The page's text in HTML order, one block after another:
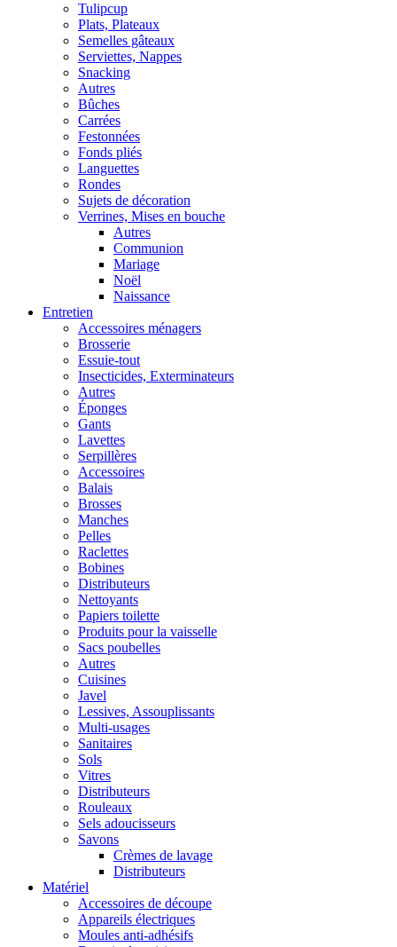
Tulipcup
Plats, Plateaux
Semelles gâteaux
Serviettes, Nappes
Snacking
Autres
Bûches
Carrées
Festonnées
Fonds pliés
Languettes
Rondes
Sujets de décoration
Verrines, Mises en bouche
Autres
Communion
Mariage
Noël
Naissance
Entretien
Accessoires ménagers
Brosserie
Essuie-tout
Insecticides, Exterminateurs
Autres
Éponges
Gants
Lavettes
Serpillères
Accessoires
Balais
Brosses
Manches
Pelles
Raclettes
Bobines
Distributeurs
Nettoyants
Papiers toilette
Produits pour la vaisselle
Sacs poubelles
Autres
Cuisines
Javel
Lessives, Assouplissants
Multi-usages
Sanitaires
Sols
Vitres
Distributeurs
Rouleaux
Sels adoucisseurs
Savons
Crèmes de lavage
Distributeurs
Matériel
Accessoires de découpe
Appareils électriques
Moules anti-adhésifs